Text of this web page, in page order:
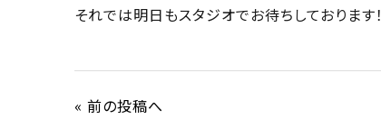
それでは明日もスタジオでお待ちしております！
« 前の投稿へ